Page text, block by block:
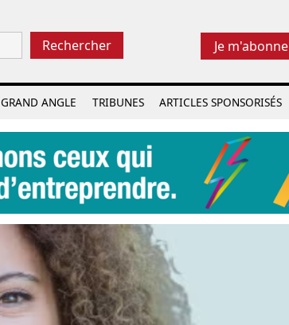
Rechercher Je m'abonne
GRAND ANGLE TRIBUNES ARTICLES SPONSORISÉS